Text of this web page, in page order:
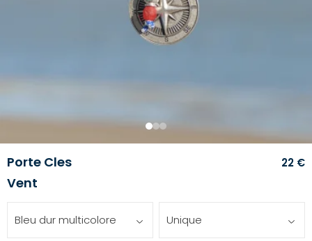
1 23
Porte Cles
Vent
22 €
Bleu dur multicolore Unique